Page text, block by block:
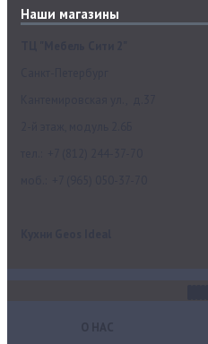
Наши магазины